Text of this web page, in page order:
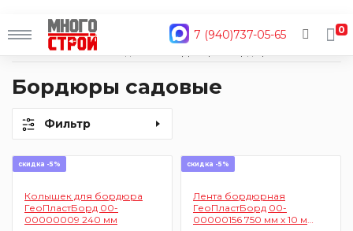
7 (940)737-05-65
0
Главная
Каталог
Бордюры садовые
Фильтр
скидка -5%
Колышек для бордюра
ГеоПластБорд 00-
00000009 240 мм
скидка -5%
Лента бордюрная
ГеоПластБорд 00-
00000156 750 мм х 10 м